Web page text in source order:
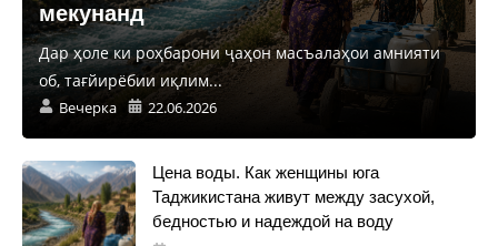
мекунанд
Дар ҳоле ки роҳбарони ҷаҳон масъалаҳои амнияти
об, тағйирёбии иқлим...
Вечерка 22.06.2026
Цена воды. Как женщины юга
Таджикистана живут между засухой,
бедностью и надеждой на воду